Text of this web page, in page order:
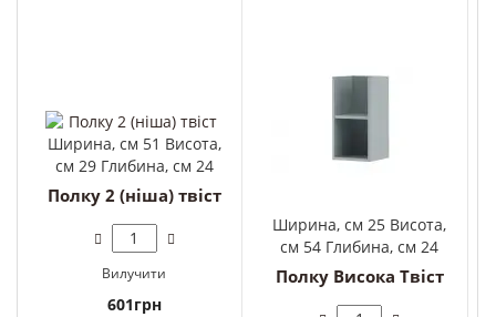
Ширина, см 51 Висота,
см 29 Глибина, см 24
Полку 2 (ніша) твіст
Вилучити
601грн
Ширина, см 25 Висота,
см 54 Глибина, см 24
Полку Висока Твіст